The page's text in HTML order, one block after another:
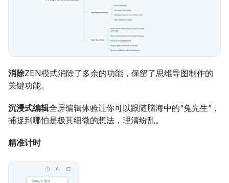
消除ZEN模式消除了多余的功能，保留了思维导图制作的
关键功能。
沉浸式编辑全屏编辑体验让你可以跟随脑海中的“兔先生”，
捕捉到哪怕是极其细微的想法，理清纷乱。
精准计时